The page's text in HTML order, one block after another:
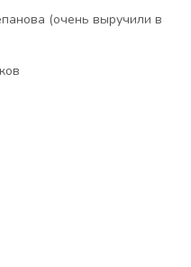
(очень выручили в